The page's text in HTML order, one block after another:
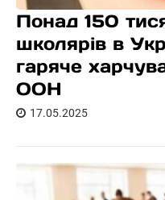
Понад 150
школярів в
гаряче
ООН
17.05.2025